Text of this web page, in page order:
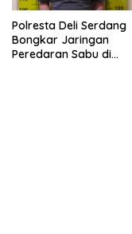
Polresta Deli Serdang
Bongkar Jaringan
Peredaran Sabu di